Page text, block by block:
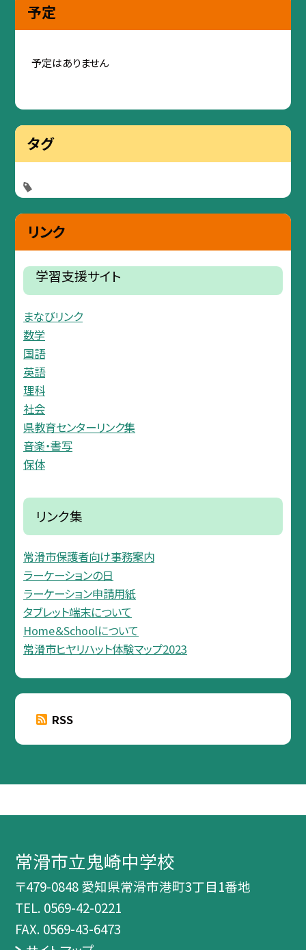
予定
予定はありません
タグ
リンク
学習支援サイト
まなびリンク
数学
国語
英語
理科
社会
県教育センターリンク集
音楽・書写
保体
リンク集
常滑市保護者向け事務案内
ラーケーションの日
ラーケーション申請用紙
タブレット端末について
Home＆Schoolについて
常滑市ヒヤリハット体験マップ2023
RSS
常滑市立鬼崎中学校
〒479-0848 愛知県常滑市港町3丁目1番地
TEL. 0569-42-0221
FAX. 0569-43-6473